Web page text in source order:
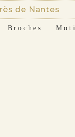
de Nantes
Broches